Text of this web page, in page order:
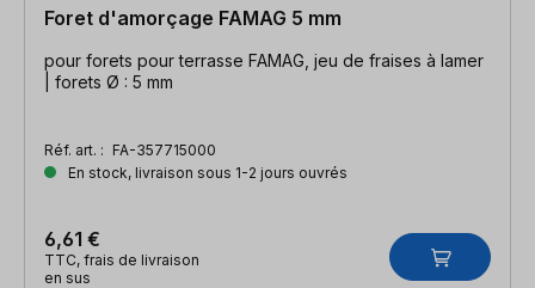
Foret d'amorçage FAMAG 5 mm
pour forets pour terrasse FAMAG, jeu de fraises à lamer
| forets Ø : 5 mm
Réf. art. : FA-357715000
En stock, livraison sous 1-2 jours ouvrés
6,61 €
TTC, frais de livraison
en sus